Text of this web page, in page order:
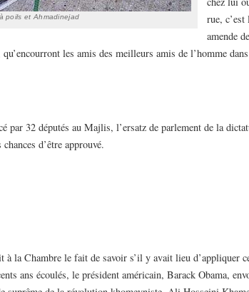
poils et Ahmadinejad
rue, c’est
amende
les amis des meilleurs amis de l’homme
par 32 députés au Majlis, l’ersatz de parlement de la
d’être approuvé.
à la Chambre le fait de savoir s’il y avait lieu d’appliquer
ans écoulés, le président américain, Barack Obama,